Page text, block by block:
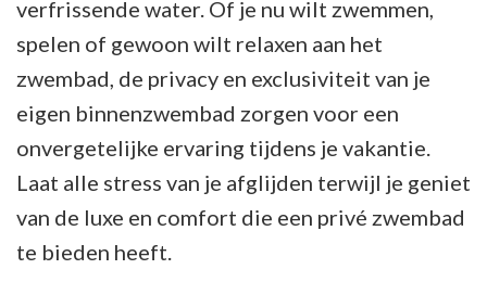
verfrissende water. Of je nu wilt zwemmen,
spelen of gewoon wilt relaxen aan het
zwembad, de privacy en exclusiviteit van je
eigen binnenzwembad zorgen voor een
onvergetelijke ervaring tijdens je vakantie.
Laat alle stress van je afglijden terwijl je geniet
van de luxe en comfort die een privé zwembad
te bieden heeft.